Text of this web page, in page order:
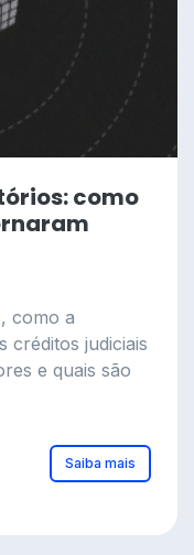
como
como a
créditos judiciais
e quais são
Saiba mais